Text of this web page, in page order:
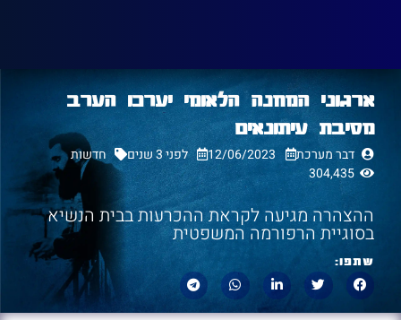
ארגוני המחנה הלאומי יערכו הערב
מסיבת עיתונאים
דבר מערכת 12/06/2023 לפני 3 שנים
חדשות
304,435
ההצהרה מגיעה לקראת ההכרעות בבית הנשיא
בסוגיית הרפורמה המשפטית
שתפו: